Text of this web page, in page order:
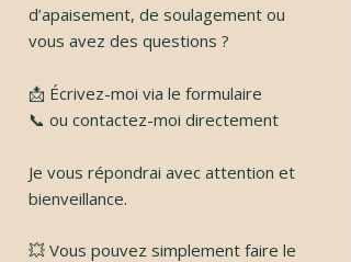
d’apaisement, de soulagement ou
vous avez des questions ?
📩 Écrivez-moi via le formulaire
📞 ou contactez-moi directement
Je vous répondrai avec attention et
bienveillance.
💥 Vous pouvez simplement faire le